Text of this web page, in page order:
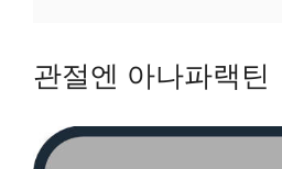
관절엔 아나파랙틴